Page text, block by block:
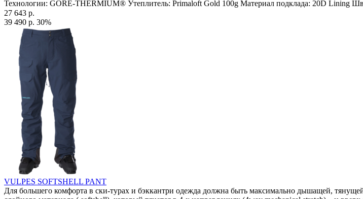
Технологии: GORE-THERMIUM® Утеплитель: Primaloft Gold 100g Материал подклада: 20D Lining
27 643 р.
39 490 р. 30%
VULPES SOFTSHELL PANT
Для большего комфорта в ски-турах и бэккантри одежда должна быть максимально дышащей,